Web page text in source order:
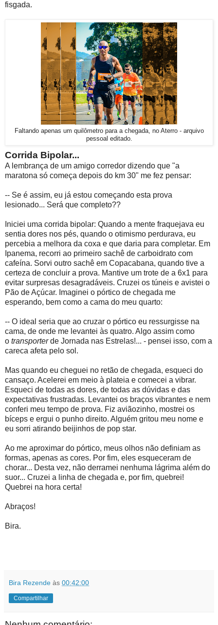
fisgada.
Faltando apenas um quilômetro para a chegada, no Aterro - arquivo
pessoal editado.
Corrida Bipolar...
A lembrança de um amigo corredor dizendo que "a
maratona só começa depois do km 30" me fez pensar:
-- Se é assim, eu já estou começando esta prova
lesionado... Será que completo??
Iniciei uma corrida bipolar: Quando a mente fraquejava eu
sentia dores nos pés, quando o otimismo perdurava, eu
percebia a melhora da coxa e que daria para completar. Em
Ipanema, recorri ao primeiro sachê de carboidrato com
cafeína. Sorvi outro sachê em Copacabana, quando tive a
certeza de concluir a prova. Mantive um trote de a 6x1 para
evitar surpresas desagradáveis. Cruzei os túneis e avistei o
Pão de Açúcar. Imaginei o pórtico de chegada me
esperando, bem como a cama do meu quarto:
-- O ideal seria que ao cruzar o pórtico eu ressurgisse na
cama, de onde me levantei às quatro. Algo assim como
o transporterde Jornada nas Estrelas!... - pensei isso, com a
careca afeta pelo sol.
Mas quando eu cheguei no retão de chegada, esqueci do
cansaço. Acelerei em meio à plateia e comecei a vibrar.
Esqueci de todas as dores, de todas as dúvidas e das
expectativas frustradas. Levantei os braços vibrantes e nem
conferi meu tempo de prova. Fiz aviãozinho, mostrei os
bíceps e ergui o punho direito. Alguém gritou meu nome e
eu sorri atirando beijinhos de pop star.
Ao me aproximar do pórtico, meus olhos não definiam as
formas, apenas as cores. Por fim, eles esqueceram de
chorar... Desta vez, não derramei nenhuma lágrima além do
suor... Cruzei a linha de chegada e, por fim, quebrei!
Quebrei na hora certa!
Abraços!
Bira.
Bira Rezende às 00:42:00
Compartilhar